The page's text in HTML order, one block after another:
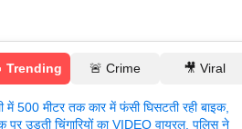
Trending 🚨 Crime 🎥 Viral
में 500 मीटर तक कार में फंसी घिसटती रही बाइक,
पर उड़ती चिंगारियों का VIDEO वायरल, पुलिस ने